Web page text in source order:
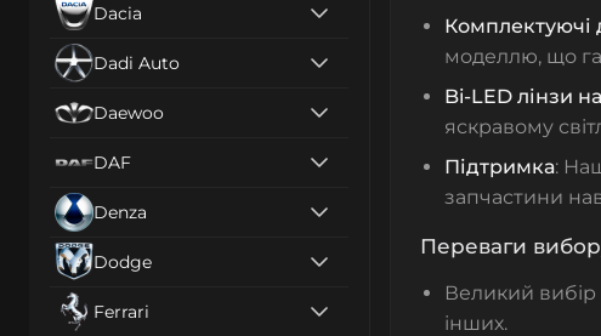
Dacia
Dadi Auto
Daewoo
DAF
Denza
Dodge
Ferrari
Комплектуючі
моделлю, що
Bi-LED лінзи
яскравому
Підтримка:
запчастини
Переваги
Великий вибір
інших.